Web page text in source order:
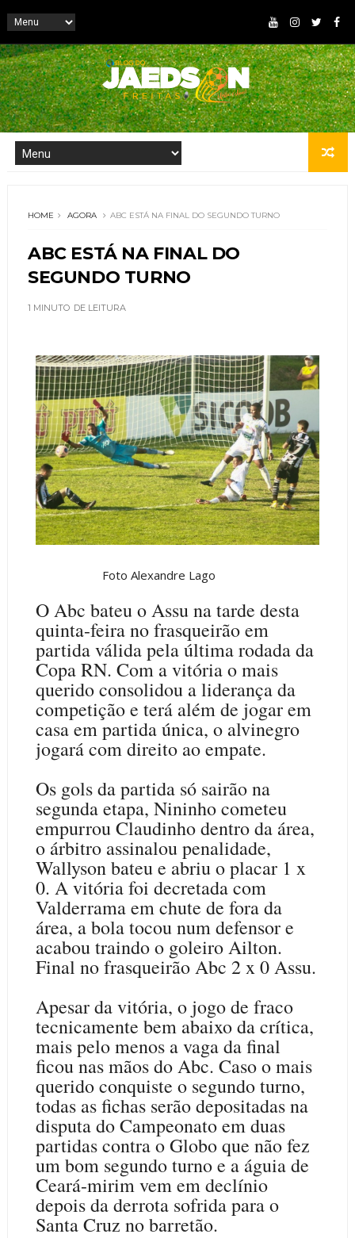
HOME AGORA ABC ESTÁ NA FINAL DO SEGUNDO TURNO
ABC ESTÁ NA FINAL DO
SEGUNDO TURNO
1 MINUTO DE LEITURA
Foto Alexandre Lago
O Abc bateu o Assu na tarde desta
quinta-feira no frasqueirão em
partida válida pela última rodada da
Copa RN. Com a vitória o mais
querido consolidou a liderança da
competição e terá além de jogar em
casa em partida única, o alvinegro
jogará com direito ao empate.
Os gols da partida só sairão na
segunda etapa, Nininho cometeu
empurrou Claudinho dentro da área,
o árbitro assinalou penalidade,
Wallyson bateu e abriu o placar 1 x
0. A vitória foi decretada com
Valderrama em chute de fora da
área, a bola tocou num defensor e
acabou traindo o goleiro Ailton.
Final no frasqueirão Abc 2 x 0 Assu.
Apesar da vitória, o jogo de fraco
tecnicamente bem abaixo da crítica,
mais pelo menos a vaga da final
ficou nas mãos do Abc. Caso o mais
querido conquiste o segundo turno,
todas as fichas serão depositadas na
disputa do Campeonato em duas
partidas contra o Globo que não fez
um bom segundo turno e a águia de
Ceará-mirim vem em declínio
depois da derrota sofrida para o
Santa Cruz no barretão.